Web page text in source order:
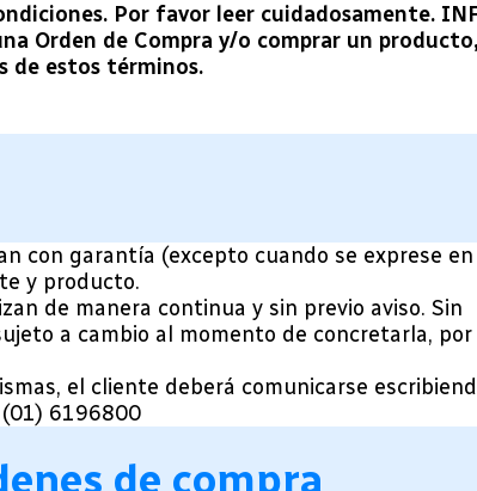
Por favor leer cuidadosamente.
Orden de Compra y/o comprar un
de estos términos.
con garantía (excepto cuando se exprese
y producto.
de manera continua y sin previo aviso. Sin
a cambio al momento de concretarla, por
el cliente deberá comunicarse
6196800
de compra